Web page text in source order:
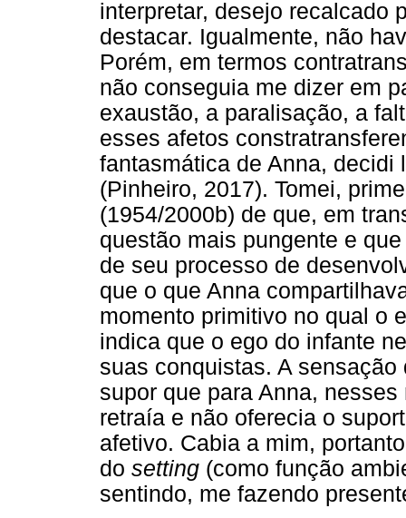
interpretar, desejo recalcado
destacar. Igualmente, não
Porém, em termos
não conseguia me dizer em
exaustão, a paralisação, a
esses afetos
fantasmática de Anna,
(Pinheiro, 2017). Tomei,
(1954/2000b) de que, em
questão mais pungente e
de seu processo de
que o que Anna
momento primitivo no qual o
indica que o ego do infante
suas conquistas. A
supor que para Anna,
retraía e não oferecia o
afetivo. Cabia a mim,
do setting (como função
sentindo, me fazendo